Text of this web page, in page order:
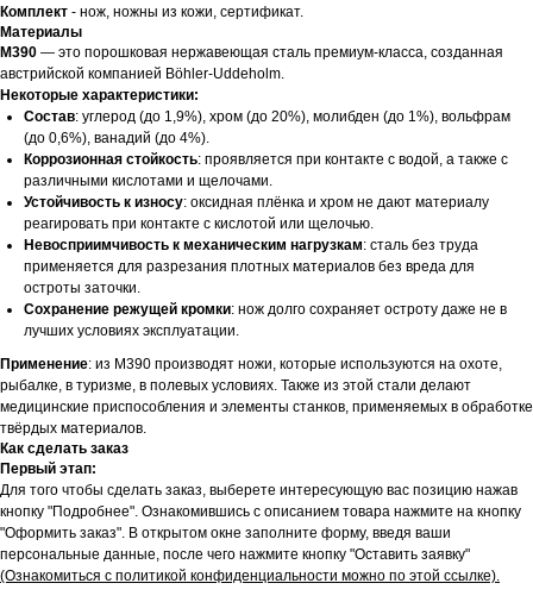
Комплект - нож, ножны из кожи, сертификат.
Материалы
M390 — это порошковая нержавеющая сталь премиум-класса, созданная
австрийской компанией Böhler-Uddeholm.
Некоторые характеристики:
Состав: углерод (до 1,9%), хром (до 20%), молибден (до 1%), вольфрам
(до 0,6%), ванадий (до 4%).
Коррозионная стойкость: проявляется при контакте с водой, а также с
различными кислотами и щелочами.
Устойчивость к износу: оксидная плёнка и хром не дают материалу
реагировать при контакте с кислотой или щелочью.
Невосприимчивость к механическим нагрузкам: сталь без труда
применяется для разрезания плотных материалов без вреда для
остроты заточки.
Сохранение режущей кромки: нож долго сохраняет остроту даже не в
лучших условиях эксплуатации.
Применение: из M390 производят ножи, которые используются на охоте,
рыбалке, в туризме, в полевых условиях. Также из этой стали делают
медицинские приспособления и элементы станков, применяемых в обработке
твёрдых материалов.
Как сделать заказ
Первый этап:
Для того чтобы сделать заказ, выберете интересующую вас позицию нажав
кнопку "Подробнее". Ознакомившись с описанием товара нажмите на кнопку
"Оформить заказ". В открытом окне заполните форму, введя ваши
персональные данные, после чего нажмите кнопку "Оставить заявку"
(Ознакомиться с политикой конфиденциальности можно по этой ссылке).